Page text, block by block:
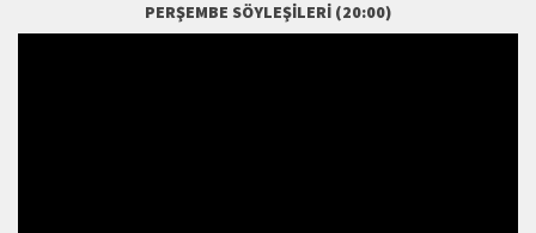
PERŞEMBE SÖYLEŞILERI (20:00)